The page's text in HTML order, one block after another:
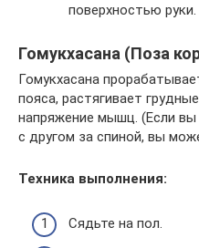
поверхностью руки.
Гомукхасана (Поза
Гомукхасана
пояса, растягивает
напряжение мышц. (Если вы
с другом за спиной, вы
Техника выполнения:
Сядьте на пол.